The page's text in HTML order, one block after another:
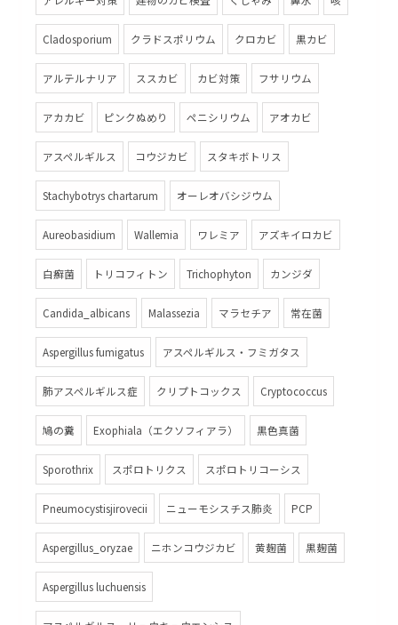
Cladosporium クラドスポリウム クロカビ 黒カビ
アルテルナリア ススカビ カビ対策 フサリウム
アカカビ ピンクぬめり ペニシリウム アオカビ
アスペルギルス コウジカビ スタキボトリス
Stachybotrys chartarum オーレオバシジウム
Aureobasidium Wallemia ワレミア アズキイロカビ
白癬菌 トリコフィトン Trichophyton カンジダ
Candida_albicans Malassezia マラセチア 常在菌
Aspergillus fumigatus アスペルギルス・フミガタス
肺アスペルギルス症 クリプトコックス Cryptococcus
鳩の糞 Exophiala（エクソフィアラ） 黒色真菌
Sporothrix スポロトリクス スポロトリコーシス
Pneumocystisjirovecii ニューモシスチス肺炎 PCP
Aspergillus_oryzae ニホンコウジカビ 黄麹菌 黒麹菌
Aspergillus luchuensis